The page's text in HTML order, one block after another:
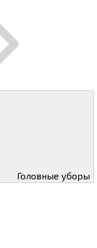
Головные уборы